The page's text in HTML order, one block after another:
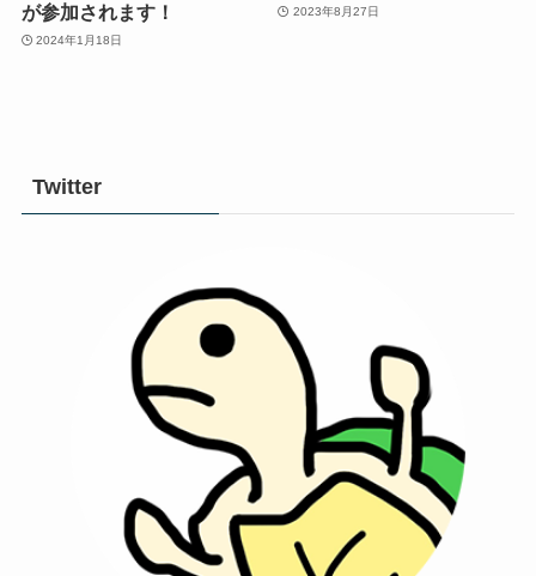
が参加されます！
2024年1月18日
2023年8月27日
Twitter